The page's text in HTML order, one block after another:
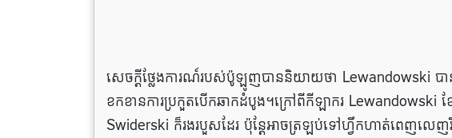
សេចក្តីថ្លែងការណ៍របស់ប៉ូឡូញបាននិយាយថា Lewandowski ប
ខកខានការប្រកួតបើកឆាកដំបូង។ក្រៅពីកីឡាករ Lewandowski ខ្
Swiderski ក៏រងរបួសដែរ ប៉ុន្តែអាចត្រឡប់ទៅហ្វឹកហាត់ពេញលេ